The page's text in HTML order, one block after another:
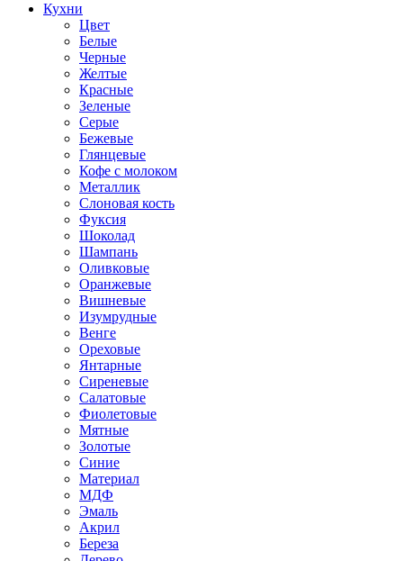
Кухни
Цвет
Белые
Черные
Желтые
Красные
Зеленые
Серые
Бежевые
Глянцевые
Кофе с молоком
Металлик
Слоновая кость
Фуксия
Шоколад
Шампань
Оливковые
Оранжевые
Вишневые
Изумрудные
Венге
Ореховые
Янтарные
Сиреневые
Салатовые
Фиолетовые
Мятные
Золотые
Синие
Материал
МДФ
Эмаль
Акрил
Береза